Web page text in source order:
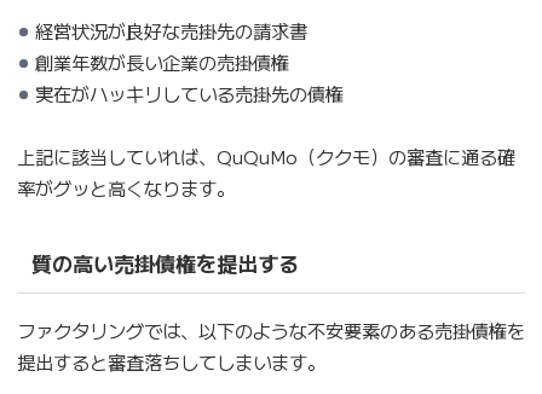
経営状況が良好な売掛先の請求書
創業年数が長い企業の売掛債権
実在がハッキリしている売掛先の債権
上記に該当していれば、QuQuMo（ククモ）の審査に通る確
率がグッと高くなります。
質の高い売掛債権を提出する
ファクタリングでは、以下のような不安要素のある売掛債権を
提出すると審査落ちしてしまいます。